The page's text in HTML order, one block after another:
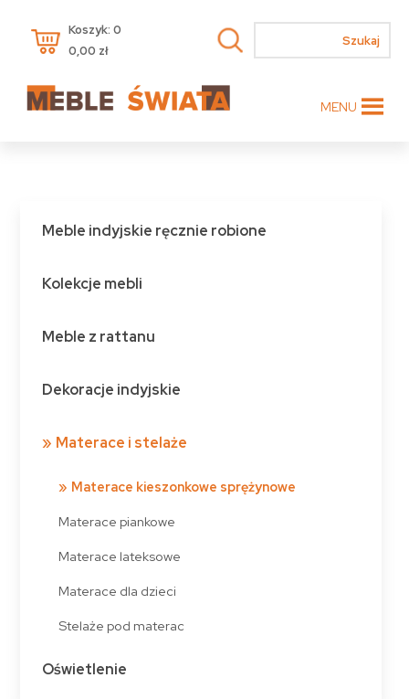
Koszyk: 0
0,00 zł
MENU
Meble indyjskie ręcznie robione
Kolekcje mebli
Meble z rattanu
Dekoracje indyjskie
Materace i stelaże
Materace kieszonkowe sprężynowe
Materace piankowe
Materace lateksowe
Materace dla dzieci
Stelaże pod materac
Oświetlenie